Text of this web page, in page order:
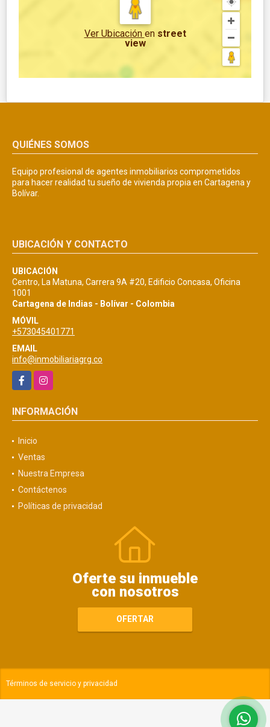
Ver Ubicación en street
view
QUIÉNES SOMOS
Equipo profesional de agentes inmobiliarios comprometidos
para hacer realidad tu sueño de vivienda propia en Cartagena y
Bolívar.
UBICACIÓN Y CONTACTO
UBICACIÓN
Centro, La Matuna, Carrera 9A #20, Edificio Concasa, Oficina
1001
Cartagena de Indias - Bolívar - Colombia
MÓVIL
+573045401771
EMAIL
info@inmobiliariagrg.co
FacebookInstagram
INFORMACIÓN
Inicio
Ventas
Nuestra Empresa
Contáctenos
Políticas de privacidad
Oferte su inmueble
con nosotros
OFERTAR
Términos de servicio y privacidad